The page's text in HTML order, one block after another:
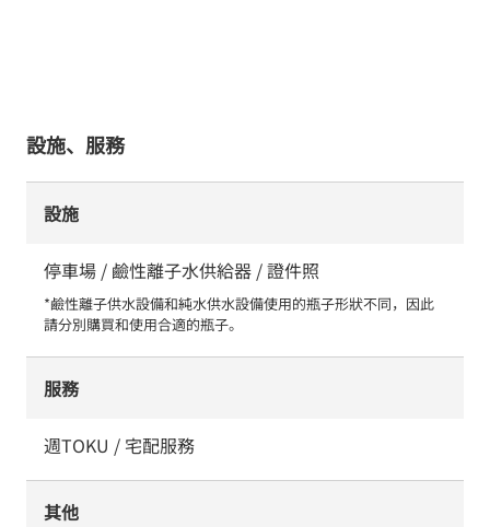
設施、服務
設施
停車場 / 鹼性離子水供給器 / 證件照
*鹼性離子供水設備和純水供水設備使用的瓶子形狀不同，因此
請分別購買和使用合適的瓶子。
服務
週TOKU / 宅配服務
其他